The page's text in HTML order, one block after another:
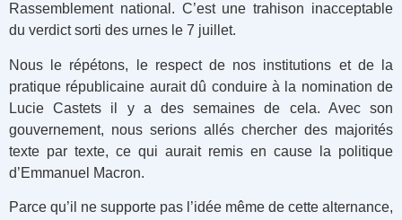
Rassemblement national. C’est une trahison inacceptable
du verdict sorti des urnes le 7 juillet.
Nous le répétons, le respect de nos institutions et de la
pratique républicaine aurait dû conduire à la nomination de
Lucie Castets il y a des semaines de cela. Avec son
gouvernement, nous serions allés chercher des majorités
texte par texte, ce qui aurait remis en cause la politique
d’Emmanuel Macron.
Parce qu’il ne supporte pas l’idée même de cette alternance,